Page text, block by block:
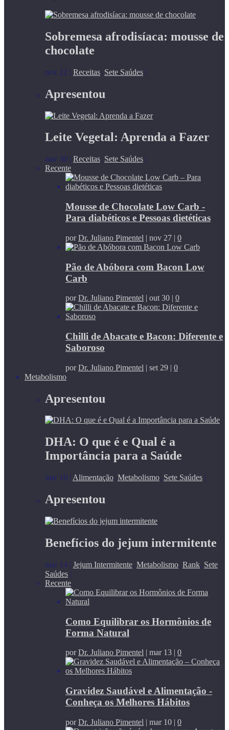
Sobremesa afrodisíaca: mousse de
chocolate
nov 22 | Receitas, Sete Saúdes |
Apresentou
Leite Vegetal: Aprenda a Fazer
mar 30 | Receitas, Sete Saúdes |
Recente
Mousse de Chocolate Low Carb -
Para diabéticos e Pessoas dietéticas
porDr. Juliano Pimentel | nov 27 | 0
Pão de Abóbora com Bacon Low
Carb
porDr. Juliano Pimentel | out 30 | 0
Chilli de Abacate e Bacon: Diferente e
Saboroso
porDr. Juliano Pimentel | set 29 | 0
Metabolismo
Apresentou
DHA: O que é e Qual é a
Importância para a Saúde
mar 16 | Alimentação, Metabolismo, Sete Saúdes |
Apresentou
Benefícios do jejum intermitente
mar 14 | Jejum Intermitente, Metabolismo, Rank, Sete
Saúdes |
Recente
Como Equilibrar os Hormônios de
Forma Natural
porDr. Juliano Pimentel | mar 13 | 0
Gravidez Saudável e Alimentação -
Conheça os Melhores Hábitos
porDr. Juliano Pimentel | mar 10 | 0